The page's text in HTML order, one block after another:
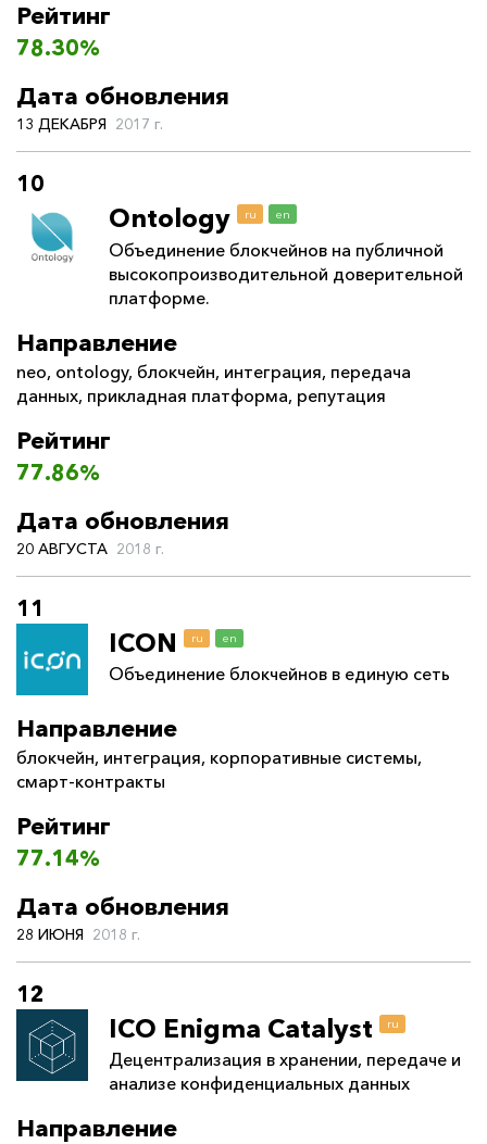
Рейтинг
78.30%
Дата обновления
13 ДЕКАБРЯ 2017 г.
10
Ontology ru en
Объединение блокчейнов на публичной
высокопроизводительной доверительной
платформе.
Направление
neo, ontology, блокчейн, интеграция, передача
данных, прикладная платформа, репутация
Рейтинг
77.86%
Дата обновления
20 АВГУСТА 2018 г.
11
ICON ru en
Объединение блокчейнов в единую сеть
Направление
блокчейн, интеграция, корпоративные системы,
смарт-контракты
Рейтинг
77.14%
Дата обновления
28 ИЮНЯ 2018 г.
12
ICO Enigma Catalyst ru
Децентрализация в хранении, передаче и
анализе конфиденциальных данных
Направление